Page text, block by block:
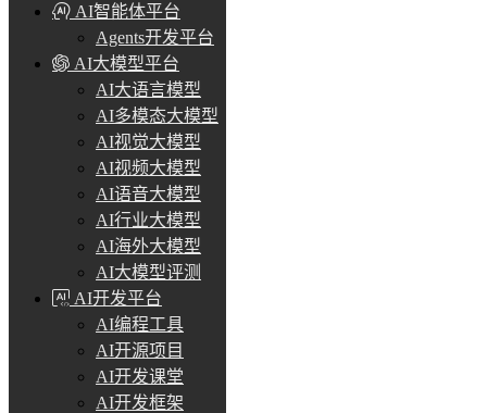
AI智能体平台
Agents开发平台
AI大模型平台
AI大语言模型
AI多模态大模型
AI视觉大模型
AI视频大模型
AI语音大模型
AI行业大模型
AI海外大模型
AI大模型评测
AI开发平台
AI编程工具
AI开源项目
AI开发课堂
AI开发框架